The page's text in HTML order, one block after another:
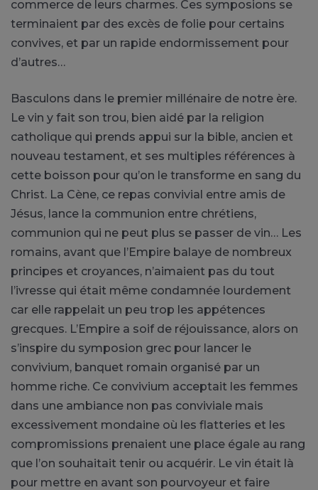
commerce de leurs charmes. Ces symposions se
terminaient par des excès de folie pour certains
convives, et par un rapide endormissement pour
d’autres…
Basculons dans le premier millénaire de notre ère.
Le vin y fait son trou, bien aidé par la religion
catholique qui prends appui sur la bible, ancien et
nouveau testament, et ses multiples références à
cette boisson pour qu’on le transforme en sang du
Christ. La Cène, ce repas convivial entre amis de
Jésus, lance la communion entre chrétiens,
communion qui ne peut plus se passer de vin… Les
romains, avant que l’Empire balaye de nombreux
principes et croyances, n’aimaient pas du tout
l’ivresse qui était même condamnée lourdement
car elle rappelait un peu trop les appétences
grecques. L’Empire a soif de réjouissance, alors on
s’inspire du symposion grec pour lancer le
convivium, banquet romain organisé par un
homme riche. Ce convivium acceptait les femmes
dans une ambiance non pas conviviale mais
excessivement mondaine où les flatteries et les
compromissions prenaient une place égale au rang
que l’on souhaitait tenir ou acquérir. Le vin était là
pour mettre en avant son pourvoyeur et faire